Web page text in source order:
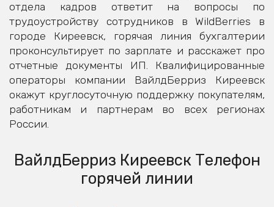
отдела кадров ответит на вопросы по
трудоустройству сотрудников в WildBerries в
городе Киреевск, горячая линия бухгалтерии
проконсультирует по зарплате и расскажет про
отчетные документы ИП. Квалифицированные
операторы компании ВайлдБерриз Киреевск
окажут круглосуточную поддержку покупателям,
работникам и партнерам во всех регионах
России.
ВайлдБерриз Киреевск Телефон
горячей линии